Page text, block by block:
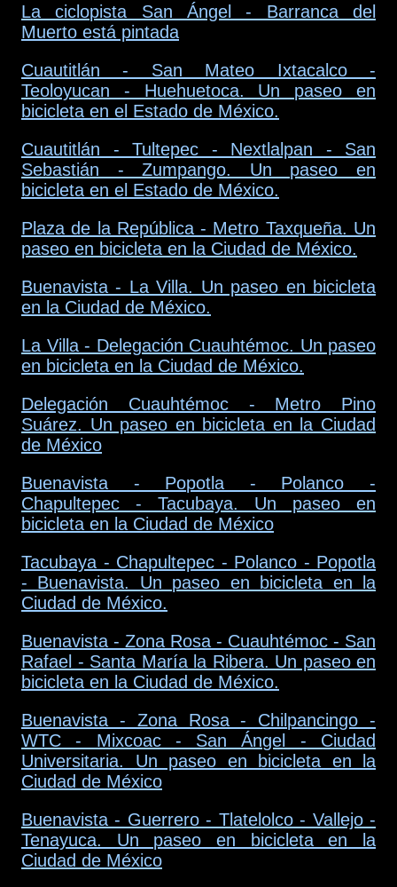
La ciclopista San Ángel - Barranca del
Muerto está pintada
Cuautitlán - San Mateo Ixtacalco -
Teoloyucan - Huehuetoca. Un paseo en
bicicleta en el Estado de México.
Cuautitlán - Tultepec - Nextlalpan - San
Sebastián - Zumpango. Un paseo en
bicicleta en el Estado de México.
Plaza de la República - Metro Taxqueña. Un
paseo en bicicleta en la Ciudad de México.
Buenavista - La Villa. Un paseo en bicicleta
en la Ciudad de México.
La Villa - Delegación Cuauhtémoc. Un paseo
en bicicleta en la Ciudad de México.
Delegación Cuauhtémoc - Metro Pino
Suárez. Un paseo en bicicleta en la Ciudad
de México
Buenavista - Popotla - Polanco -
Chapultepec - Tacubaya. Un paseo en
bicicleta en la Ciudad de México
Tacubaya - Chapultepec - Polanco - Popotla
- Buenavista. Un paseo en bicicleta en la
Ciudad de México.
Buenavista - Zona Rosa - Cuauhtémoc - San
Rafael - Santa María la Ribera. Un paseo en
bicicleta en la Ciudad de México.
Buenavista - Zona Rosa - Chilpancingo -
WTC - Mixcoac - San Ángel - Ciudad
Universitaria. Un paseo en bicicleta en la
Ciudad de México
Buenavista - Guerrero - Tlatelolco - Vallejo -
Tenayuca. Un paseo en bicicleta en la
Ciudad de México